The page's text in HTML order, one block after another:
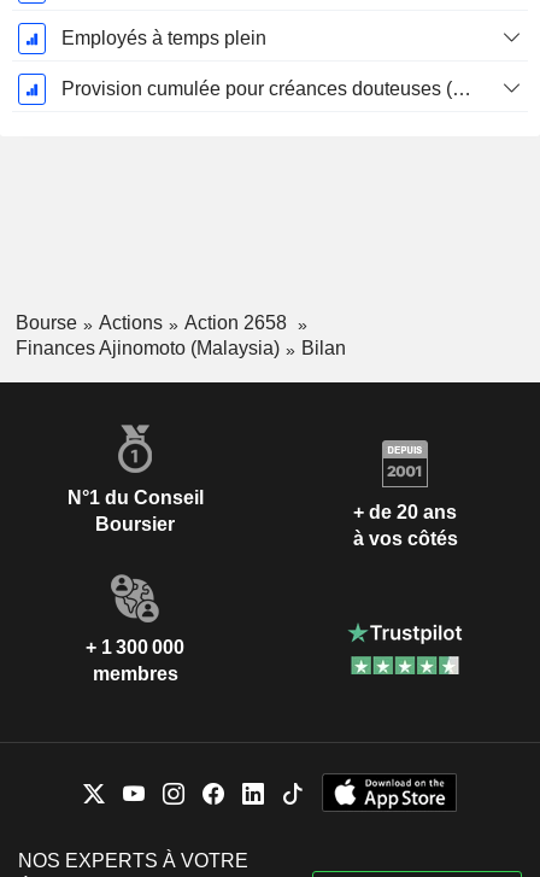
Employés à temps plein
Provision cumulée pour créances douteuses (Supple)
Bourse Actions
Action 2658
Finances Ajinomoto (Malaysia)
Bilan
N°1 du Conseil
Boursier
+ de 20 ans
à vos côtés
+ 1 300 000
membres
NOS EXPERTS À VOTRE